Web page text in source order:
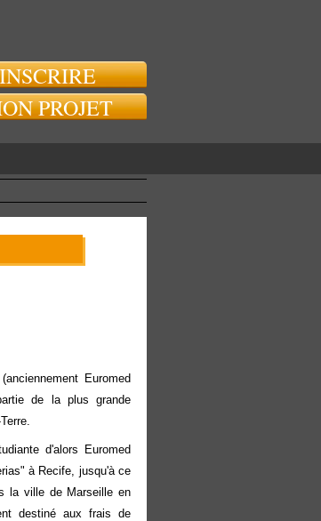
PROJET
Euromed
de la plus grande
d'alors Euromed
à Recife, jusqu'à ce
la ville de Marseille en
destiné aux frais de